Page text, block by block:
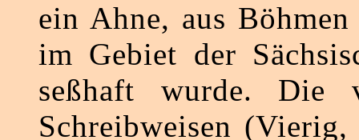
ein Ahne, aus
im Gebiet der
seßhaft wurde. Die
Schreibweisen